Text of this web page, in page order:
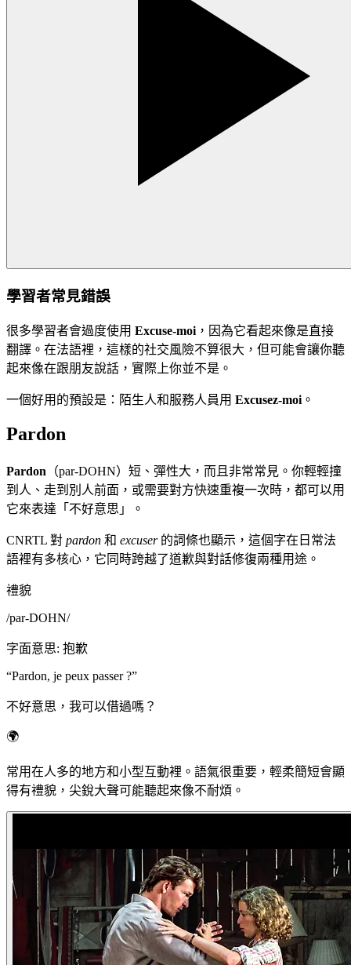
學習者常見錯誤
很多學習者會過度使用 Excuse-moi ，因為它看起來像是直接
翻譯。在法語裡，這樣的社交風險不算很大，但可能會讓你聽
起來像在跟朋友說話，實際上你並不是。
一個好用的預設是：陌生人和服務人員用 Excusez-moi 。
Pardon
Pardon （par-DOHN）短、彈性大，而且非常常見。你輕輕撞
到人、走到別人前面，或需要對方快速重複一次時，都可以用
它來表達「不好意思」。
CNRTL 對 pardon 和 excuser的詞條也顯示，這個字在日常法
語裡有多核心，它同時跨越了道歉與對話修復兩種用途。
禮貌
/par-DOHN/
字面意思: 抱歉
“Pardon, je peux passer ?”
不好意思，我可以借過嗎？
🌍
常用在人多的地方和小型互動裡。語氣很重要，輕柔簡短會顯
得有禮貌，尖銳大聲可能聽起來像不耐煩。